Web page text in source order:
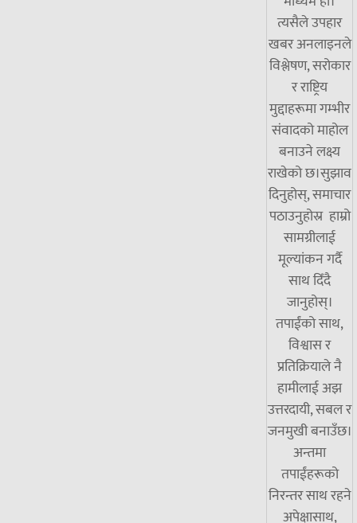
त्यसैले उपहार
खबर अनलाइनले
विश्लेषण, सरोकार
र राष्ट्रिय
मुद्दाहरूमा गम्भीर
संवादको माहोल
बनाउने लक्ष्य
राखेको छ।सुझाव
दिनुहोस्, समाचार
पठाउनुहोस्र हाम्रो
सामग्रीलाई
मूल्यांकन गर्दै
साथ दिँदै
जानुहोस्।
तपाईंको साथ,
विश्वास र
प्रतिक्रियाले नै
हामीलाई अझ
उत्तरदायी, सबल र
जनमुखी बनाउँछ।
अन्तमा
तपाईंहरूको
निरन्तर साथ रहने
अपेक्षासाथ,